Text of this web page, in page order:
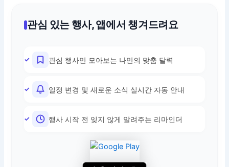
관심 있는 행사, 앱에서 챙겨드려요
관심 행사만 모아보는 나만의 맞춤 달력
일정 변경 및 새로운 소식 실시간 자동 안내
행사 시작 전 잊지 않게 알려주는 리마인더